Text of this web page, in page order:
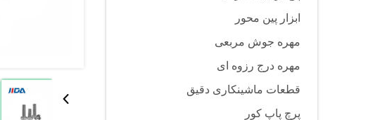
ابزار پین محور
مهره جوش مربعی
مهره درج رزوه ای
قطعات ماشینکاری دقیق
پرچ پاپ کور